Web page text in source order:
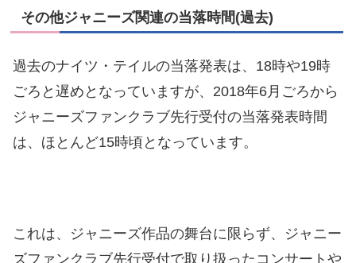
その他ジャニーズ関連の当落時間(過去)
過去のナイツ・テイルの当落発表は、18時や19時
ごろと遅めとなっていますが、2018年6月ごろから
ジャニーズファンクラブ先行受付の当落発表時間
は、ほとんど15時頃となっています。
これは、ジャニーズ作品の舞台に限らず、ジャニー
ズファンクラブ先行受付で取り扱ったコンサートや